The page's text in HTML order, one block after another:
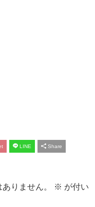
LINE Share
りません。 ※ が付い